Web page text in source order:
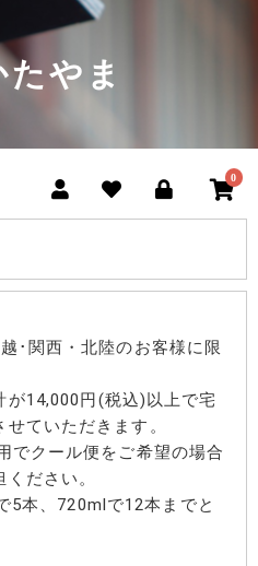
やま
0
･関西・北陸のお客様に限
が14,000円(税込)以上で宅
ていただきます。
でクール便をご希望の場合
ださい。
本、720mlで12本までと